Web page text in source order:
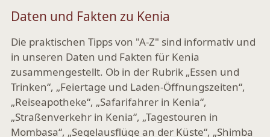
Daten und Fakten zu Kenia
Die praktischen Tipps von "A-Z" sind informativ und
in unseren Daten und Fakten für Kenia
zusammengestellt. Ob in der Rubrik „Essen und
Trinken“, „Feiertage und Laden-Öffnungszeiten“,
„Reiseapotheke“, „Safarifahrer in Kenia“,
„Straßenverkehr in Kenia“, „Tagestouren in
Mombasa“, „Segelausflüge an der Küste“, „Shimba